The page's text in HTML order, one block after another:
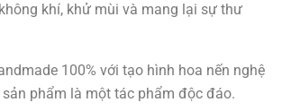
khí, khử mùi và mang lại sự thư
100% với tạo hình hoa nến nghệ
phẩm là một tác phẩm độc đáo.